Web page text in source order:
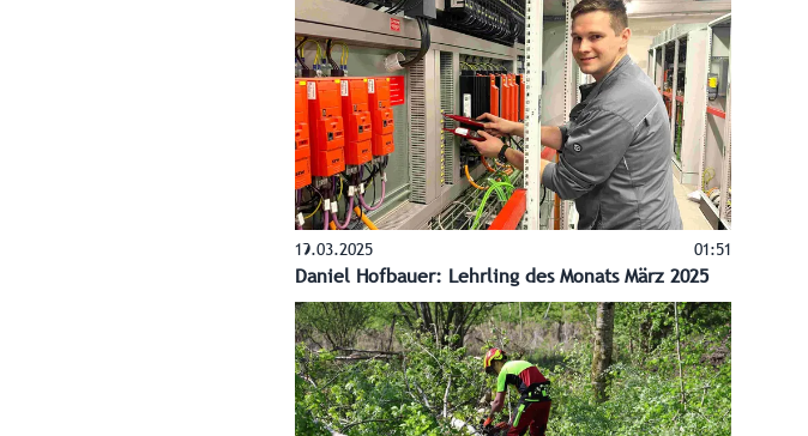
19.03.2025 01:51
Daniel Hofbauer: Lehrling des Monats März 2025